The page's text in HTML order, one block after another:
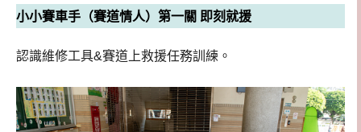
小小賽車手（賽道情人）第一關 即刻就援
認識維修工具&賽道上救援任務訓練。